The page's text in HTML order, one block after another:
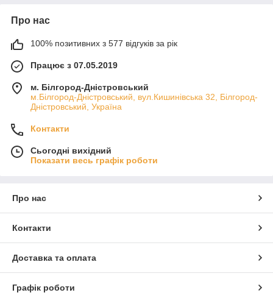
Про нас
100% позитивних з 577 відгуків за рік
Працює з 07.05.2019
м. Білгород-Дністровський
м.Білгород-Дністровський, вул.Кишинівська 32, Білгород-
Дністровський, Україна
Контакти
Сьогодні вихідний
Показати весь графік роботи
Про нас
Контакти
Доставка та оплата
Графік роботи